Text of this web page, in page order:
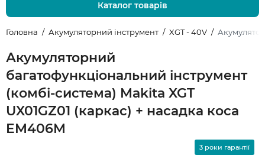
Каталог товарів
Головна Акумуляторний інструмент XGT - 40V
Акумуляторний
багатофункціональний інструмент
(комбі-система) Makita XGT
UX01GZ01 (каркас) + насадка коса
EM406M
3 роки гарантії